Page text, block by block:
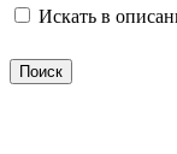
Искать в